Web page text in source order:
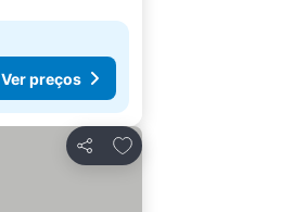
Ver preços
Partilhar
Adicionar aos favoritos